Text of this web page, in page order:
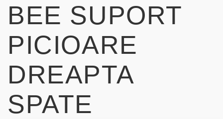
BEE SUPORT
PICIOARE
DREAPTA
SPATE